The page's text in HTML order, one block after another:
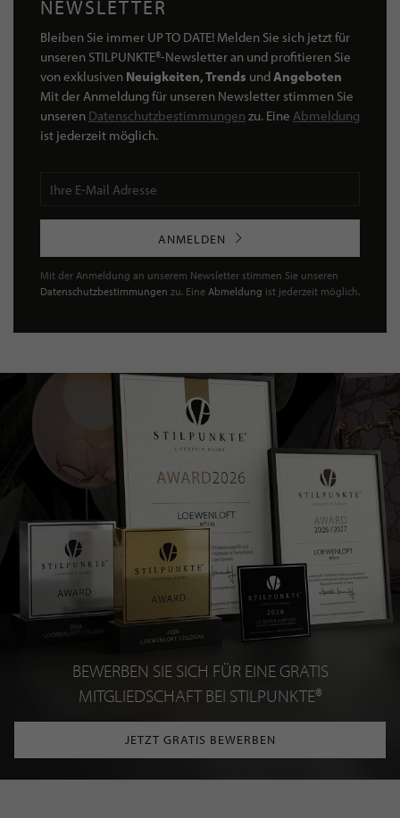
NEWSLETTER
Bleiben Sie immer UP TO DATE! Melden Sie sich jetzt für
unseren STILPUNKTE®-Newsletter an und profitieren Sie
von exklusiven Neuigkeiten, Trends undAngeboten
Mit der Anmeldung für unseren Newsletter stimmen Sie
unseren Datenschutzbestimmungen zu. Eine Abmeldung
ist jederzeit möglich.
ANMELDEN
Mit der Anmeldung an unserem Newsletter stimmen Sie unseren
Datenschutzbestimmungen zu. Eine Abmeldung ist jederzeit möglich.
BEWERBEN SIE SICH FÜR EINE GRATIS
MITGLIEDSCHAFT BEI STILPUNKTE®
JETZT GRATIS BEWERBEN